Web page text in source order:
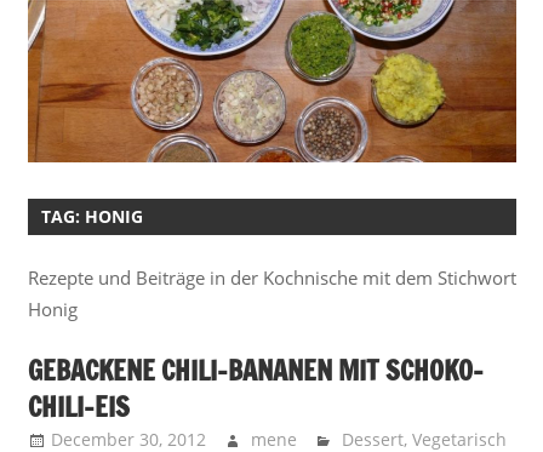
TAG: HONIG
Rezepte und Beiträge in der Kochnische mit dem Stichwort
Honig
GEBACKENE CHILI-BANANEN MIT SCHOKO-
CHILI-EIS
December 30, 2012 mene Dessert,Vegetarisch